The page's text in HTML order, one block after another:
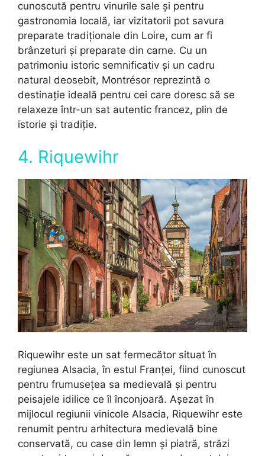
cunoscută pentru vinurile sale și pentru
gastronomia locală, iar vizitatorii pot savura
preparate tradiționale din Loire, cum ar fi
brânzeturi și preparate din carne. Cu un
patrimoniu istoric semnificativ și un cadru
natural deosebit, Montrésor reprezintă o
destinație ideală pentru cei care doresc să se
relaxeze într-un sat autentic francez, plin de
istorie și tradiție.
4. Riquewihr
Riquewihr este un sat fermecător situat în
regiunea Alsacia, în estul Franței, fiind cunoscut
pentru frumusețea sa medievală și pentru
peisajele idilice ce îl înconjoară. Așezat în
mijlocul regiunii vinicole Alsacia, Riquewihr este
renumit pentru arhitectura medievală bine
conservată, cu case din lemn și piatră, străzi